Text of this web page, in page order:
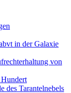
in der Galaxie
von
des Tarantelnebels